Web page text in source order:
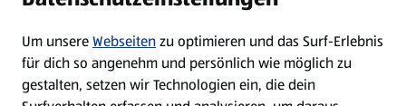
WhatsApp
Um unsereWebseitenzu optimieren und das Surf-Erlebnis
für dich so angenehm und persönlich wie möglich zu
gestalten, setzen wir Technologien ein, die dein